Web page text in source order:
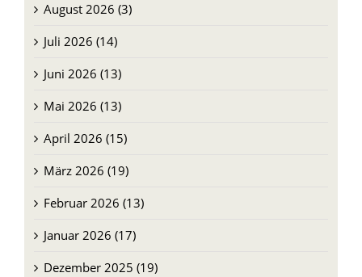
August 2026 (3)
Juli 2026 (14)
Juni 2026 (13)
Mai 2026 (13)
April 2026 (15)
März 2026 (19)
Februar 2026 (13)
Januar 2026 (17)
Dezember 2025 (19)